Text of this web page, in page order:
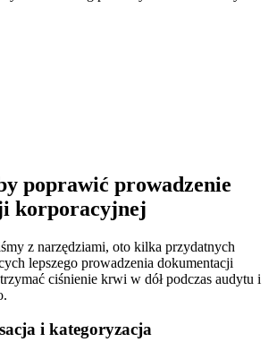
poprawić prowadzenie
korporacyjnej
z narzędziami, oto kilka przydatnych
lepszego prowadzenia dokumentacji
ciśnienie krwi w dół podczas audytu i
i kategoryzacja